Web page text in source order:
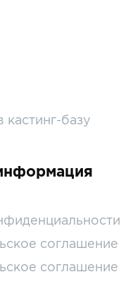
кастинг-базу
соглашение
соглашение